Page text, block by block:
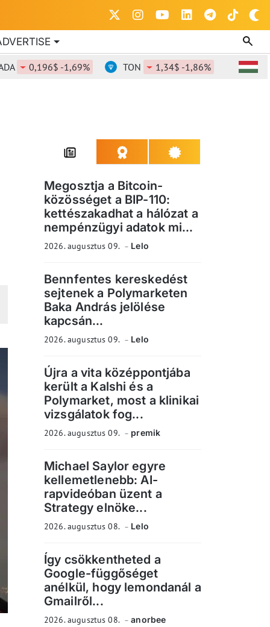
0,196$ -1,69% TON 1,34$ -1,86% DOT
Megosztja a Bitcoin-
közösséget a BIP-110:
kettészakadhat a hálózat a
nempénzügyi adatok mi...
2026. augusztus 09. Lelo
Bennfentes kereskedést
sejtenek a Polymarketen
Baka András jelölése
kapcsán...
2026. augusztus 09. Lelo
Újra a vita középpontjába
került a Kalshi és a
Polymarket, most a klinikai
vizsgálatok fog...
2026. augusztus 09. premik
Michael Saylor egyre
kellemetlenebb: AI-
rapvideóban üzent a
Strategy elnöke...
2026. augusztus 08. Lelo
Így csökkentheted a
Google-függőséget
anélkül, hogy lemondanál a
Gmailről...
2026. augusztus 08. anorbee